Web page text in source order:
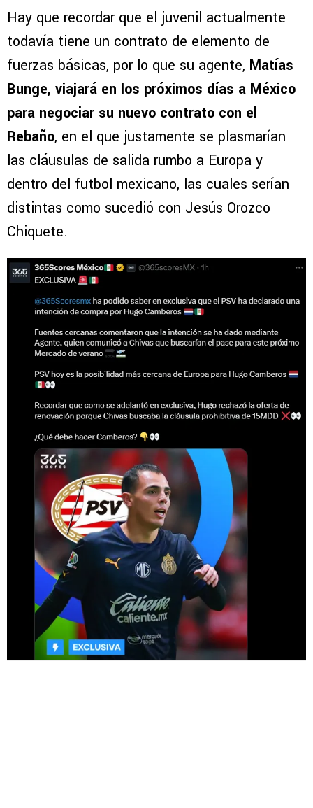
Hay que recordar que el juvenil actualmente
todavía tiene un contrato de elemento de
fuerzas básicas, por lo que su agente, Matías
Bunge, viajará en los próximos días a México
para negociar su nuevo contrato con el
Rebaño, en el que justamente se plasmarían
las cláusulas de salida rumbo a Europa y
dentro del futbol mexicano, las cuales serían
distintas como sucedió con Jesús Orozco
Chiquete.